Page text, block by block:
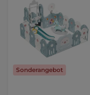
Sonderangebot